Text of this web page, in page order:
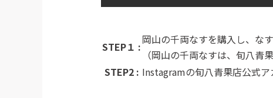
STEP１ :
岡山の千両なすを購入し、な
（岡山の千両なすは、旬八青
STEP2 : Instagramの旬八青果店公式